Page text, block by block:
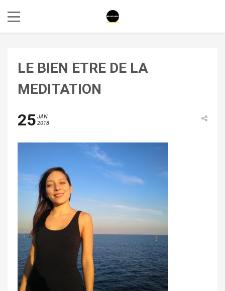
LE BIEN ETRE DE LA
MEDITATION
25 JAN
2018